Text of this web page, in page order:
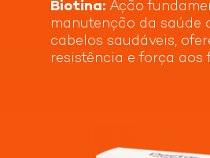
Biotina: Ação
manutenção da saúde
cabelos saudáveis,
resistência e força aos